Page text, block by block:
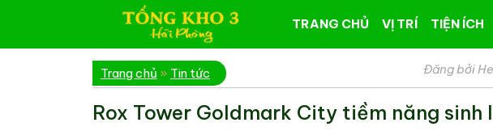
TRANG CHỦ VỊ TRÍ TIỆN ÍCH
Trang chủ » Tin tức Đăng bởi
Rox Tower Goldmark City tiềm năng